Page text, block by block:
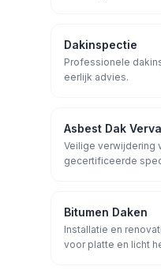
Dakinspectie
Professionele
eerlijk advies.
Asbest Dak
Veilige verwijdering
gecertificeerde
Bitumen Daken
Installatie en
voor platte en licht